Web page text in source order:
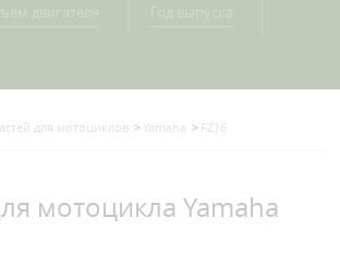
для мотоциклов Yamaha FZ16
мотоцикла Yamaha